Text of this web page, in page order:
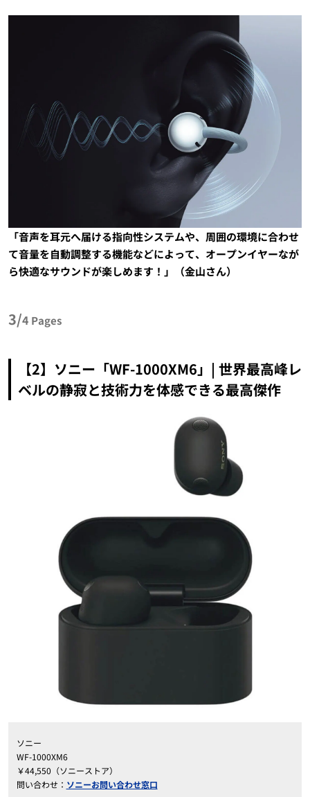
「音声を耳元へ届ける指向性システムや、周囲の環境に合わせ
て音量を自動調整する機能などによって、オープンイヤーなが
ら快適なサウンドが楽しめます！」（金山さん）
3/4 Pages
【2】ソニー「WF-1000XM6」| 世界最高峰レ
ベルの静寂と技術力を体感できる最高傑作
ソニー
WF-1000XM6
￥44,550（ソニーストア）
問い合わせ： ソニーお問い合わせ窓口